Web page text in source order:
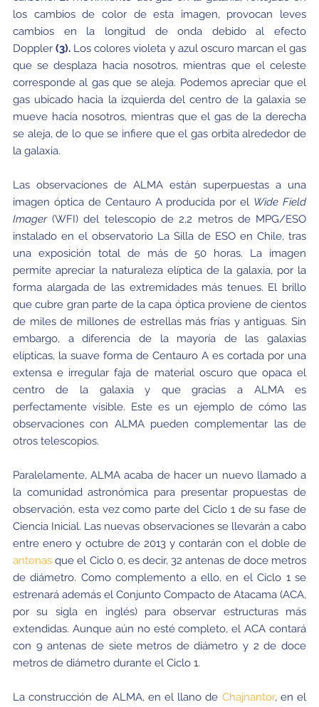
los cambios de color de esta imagen, provocan leves
cambios en la longitud de onda debido al efecto
Doppler(3). Los colores violeta y azul oscuro marcan el gas
que se desplaza hacia nosotros, mientras que el celeste
corresponde al gas que se aleja. Podemos apreciar que el
gas ubicado hacia la izquierda del centro de la galaxia se
mueve hacia nosotros, mientras que el gas de la derecha
se aleja, de lo que se infiere que el gas orbita alrededor de
la galaxia.
Las observaciones de ALMA están superpuestas a una
imagen óptica de Centauro A producida por el Wide Field
Imager(WFI) del telescopio de 2,2 metros de MPG/ESO
instalado en el observatorio La Silla de ESO en Chile, tras
una exposición total de más de 50 horas. La imagen
permite apreciar la naturaleza elíptica de la galaxia, por la
forma alargada de las extremidades más tenues. El brillo
que cubre gran parte de la capa óptica proviene de cientos
de miles de millones de estrellas más frías y antiguas. Sin
embargo, a diferencia de la mayoría de las galaxias
elípticas, la suave forma de Centauro A es cortada por una
extensa e irregular faja de material oscuro que opaca el
centro de la galaxia y que gracias a ALMA es
perfectamente visible. Este es un ejemplo de cómo las
observaciones con ALMA pueden complementar las de
otros telescopios.
Paralelamente, ALMA acaba de hacer un nuevo llamado a
la comunidad astronómica para presentar propuestas de
observación, esta vez como parte del Ciclo 1 de su fase de
Ciencia Inicial. Las nuevas observaciones se llevarán a cabo
entre enero y octubre de 2013 y contarán con el doble de
antenasque el Ciclo 0, es decir, 32 antenas de doce metros
de diámetro. Como complemento a ello, en el Ciclo 1 se
estrenará además el Conjunto Compacto de Atacama (ACA,
por su sigla en inglés) para observar estructuras más
extendidas. Aunque aún no esté completo, el ACA contará
con 9 antenas de siete metros de diámetro y 2 de doce
metros de diámetro durante el Ciclo 1.
La construcción de ALMA, en el llano de Chajnantor, en el